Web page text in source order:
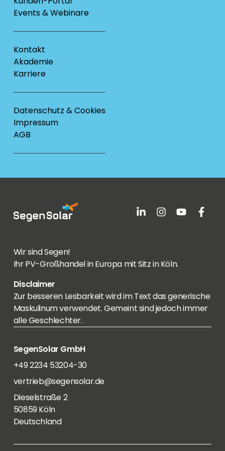
gefeiert.
Events & Webinare
Kontakt
Akademie
Karriere
Datenschutz & Cookies
Impressum
AGB
Wir sind Segen!
Ihr PV-Großhandel in Europa mit Sitz in Köln.
Disclaimer
Zur besseren Lesbarkeit wird im Text das generische
Maskulinum verwendet. Gemeint sind jedoch immer
alle Geschlechter.
SegenSolar GmbH
+49 2234 53204-30
vertrieb@segensolar.de
Dieselstraße 2
50859 Köln
Deutschland